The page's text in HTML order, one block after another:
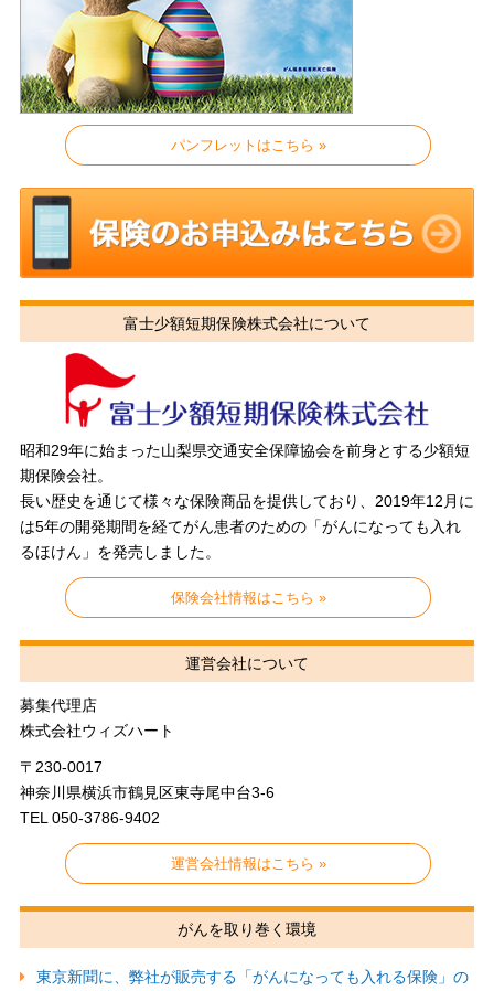
パンフレットはこちら »
富士少額短期保険株式会社について
昭和29年に始まった山梨県交通安全保障協会を前身とする少額短
期保険会社。
長い歴史を通じて様々な保険商品を提供しており、2019年12月に
は5年の開発期間を経てがん患者のための「がんになっても入れ
るほけん」を発売しました。
保険会社情報はこちら »
運営会社について
募集代理店
株式会社ウィズハート
〒230-0017
神奈川県横浜市鶴見区東寺尾中台3-6
TEL 050-3786-9402
運営会社情報はこちら »
がんを取り巻く環境
東京新聞に、弊社が販売する「がんになっても入れる保険」の